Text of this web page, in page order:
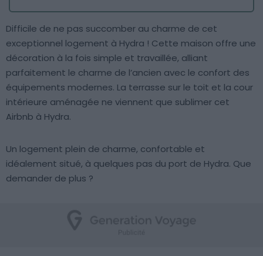
Difficile de ne pas succomber au charme de cet
exceptionnel logement à Hydra ! Cette maison offre une
décoration à la fois simple et travaillée, alliant
parfaitement le charme de l’ancien avec le confort des
équipements modernes. La terrasse sur le toit et la cour
intérieure aménagée ne viennent que sublimer cet
Airbnb à Hydra.
Un logement plein de charme, confortable et
idéalement situé, à quelques pas du port de Hydra. Que
demander de plus ?